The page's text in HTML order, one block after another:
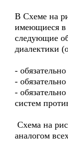
В Схеме на
имеющиеся в
следующие
диалектики
-
-
-
систем
Схема на
аналогом